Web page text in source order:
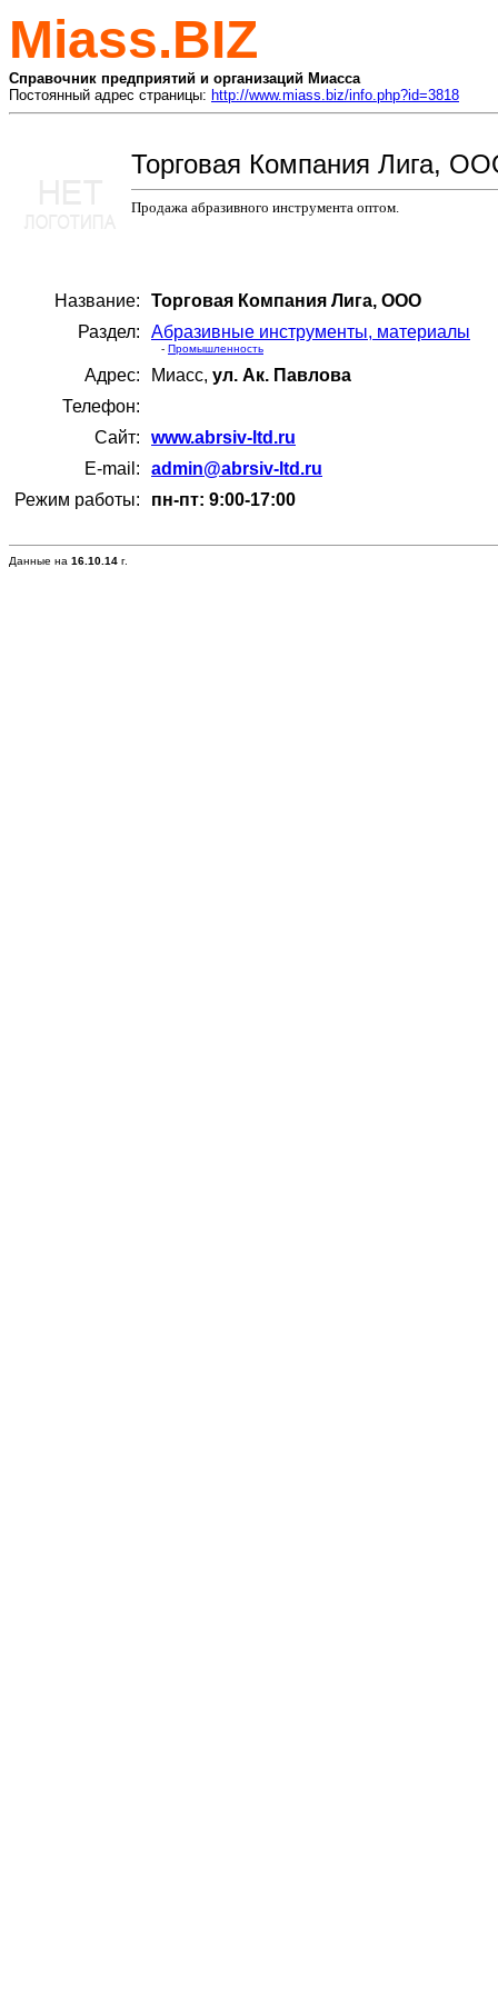
Miass.BIZ
Справочник предприятий и организаций Миасса
Постоянный адрес страницы: http://www.miass.biz/info.php?id=3818
Торговая Компания Лига,
Продажа абразивного инструмента оптом.
Название:
Торговая Компания Лига, ООО
Раздел:
Абразивные инструменты, материалы
- Промышленность
Адрес: Миасс, ул. Ак. Павлова
Телефон:
Сайт:
www.abrsiv-ltd.ru
E-mail:
admin@abrsiv-ltd.ru
Режим работы:
пн-пт: 9:00-17:00
Данные на 16.10.14 г.